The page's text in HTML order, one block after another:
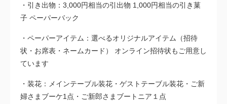
引き出物：3,000円相当の引出物 1,000円相当の引き菓
子 ペーパーバック
ペーパーアイテム：選べるオリジナルアイテム（招待
状・お席表・ネームカード） オンライン招待状もご用意し
ています
装花：メインテーブル装花・ゲストテーブル装花・ご新
婦さまブーケ1点・ご新郎さまブートニア１点